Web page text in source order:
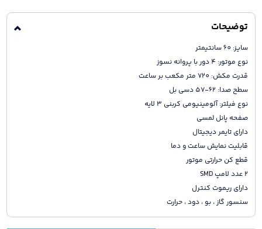
توضیحات
سایز: 60 سانتیمتر
نوع موتور: 4 دور با پروانه نسوز
قدرت مکش: 720 متر مکعب بر ساعت
سطح صدا: 62-57 دسی بل
نوع فیلتر: آلومینیومی کربنی 3 لایه
صفحه پانل لمسی
دارای تایمر دیجیتال
قابلیت نمایش ساعت و دما
قطع کن حرارتی موتور
2 عدد لامپ SMD
دارای ریموت کنترل
سنسور گاز ، بو ، دود ، حرارت